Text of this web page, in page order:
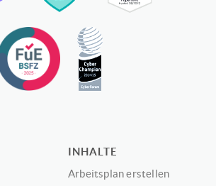
INHALTE
Arbeitsplan erstellen